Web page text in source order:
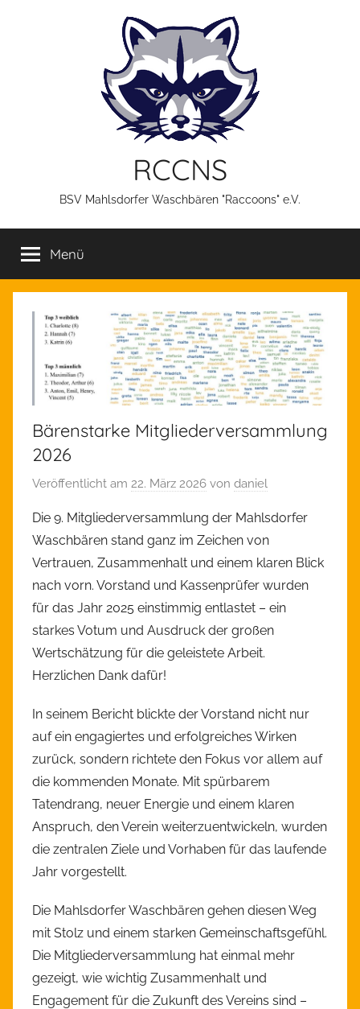
RCCNS
BSV Mahlsdorfer Waschbären "Raccoons" e.V.
Menü
Bärenstarke Mitgliederversammlung
2026
Veröffentlicht am 22. März 2026 von daniel
Die 9. Mitgliederversammlung der Mahlsdorfer
Waschbären stand ganz im Zeichen von
Vertrauen, Zusammenhalt und einem klaren Blick
nach vorn. Vorstand und Kassenprüfer wurden
für das Jahr 2025 einstimmig entlastet – ein
starkes Votum und Ausdruck der großen
Wertschätzung für die geleistete Arbeit.
Herzlichen Dank dafür!
In seinem Bericht blickte der Vorstand nicht nur
auf ein engagiertes und erfolgreiches Wirken
zurück, sondern richtete den Fokus vor allem auf
die kommenden Monate. Mit spürbarem
Tatendrang, neuer Energie und einem klaren
Anspruch, den Verein weiterzuentwickeln, wurden
die zentralen Ziele und Vorhaben für das laufende
Jahr vorgestellt.
Die Mahlsdorfer Waschbären gehen diesen Weg
mit Stolz und einem starken Gemeinschaftsgefühl.
Die Mitgliederversammlung hat einmal mehr
gezeigt, wie wichtig Zusammenhalt und
Engagement für die Zukunft des Vereins sind –